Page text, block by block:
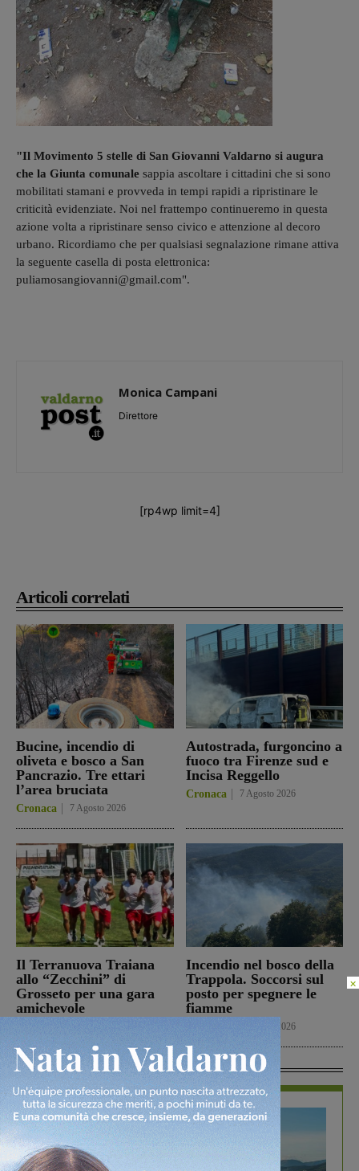
Articoli correlati
Bucine, incendio di
oliveta e bosco a San
Pancrazio. Tre ettari
l’area bruciata
Cronaca 7 Agosto 2026
Autostrada, furgoncino a
fuoco tra Firenze sud e
Incisa Reggello
Cronaca 7 Agosto 2026
Il Terranuova Traiana
allo “Zecchini” di
Grosseto per una gara
amichevole
Incendio nel bosco della
Trappola. Soccorsi sul
posto per spegnere le
fiamme
7 Agosto 2026
In Vetrina
"Il Movimento 5 stelle di San Giovanni Valdarno si augura
che la Giunta comunale sappia ascoltare i cittadini che si sono
mobilitati stamani e provveda in tempi rapidi a ripristinare le
criticità evidenziate. Noi nel frattempo continueremo in questa
azione volta a ripristinare senso civico e attenzione al decoro
urbano. Ricordiamo che per qualsiasi segnalazione rimane attiva
la seguente casella di posta elettronica:
puliamosangiovanni@gmail.com".
Monica Campani
Direttore
[rp4wp limit=4]
×